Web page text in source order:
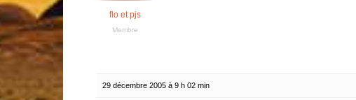
flo et pjs
Membre
29 décembre 2005 à 9 h 02 min